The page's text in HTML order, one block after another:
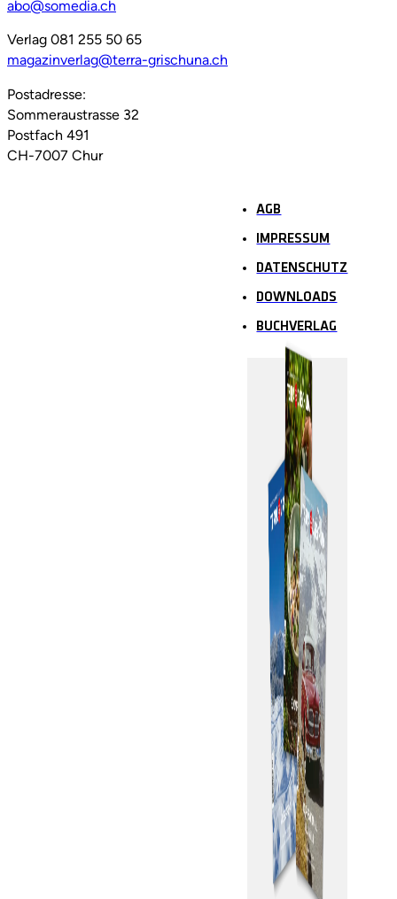
abo@somedia.ch
Verlag 081 255 50 65
magazinverlag@terra-grischuna.ch
Postadresse:
Sommeraustrasse 32
Postfach 491
CH-7007 Chur
AGB
IMPRESSUM
DATENSCHUTZ
DOWNLOADS
BUCHVERLAG